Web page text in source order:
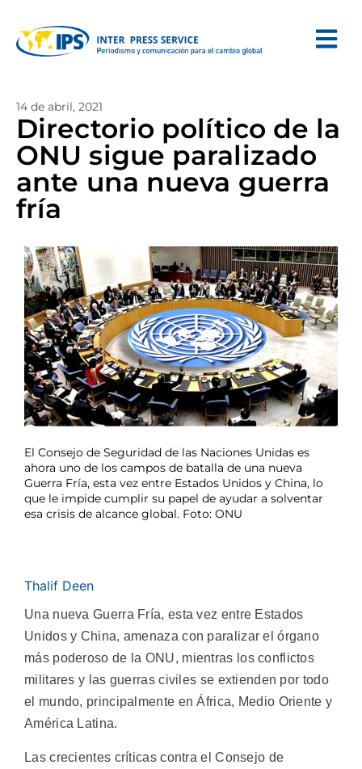
14 de abril, 2021
Directorio político de la
ONU sigue paralizado
ante una nueva guerra
fría
El Consejo de Seguridad de las Naciones Unidas es
ahora uno de los campos de batalla de una nueva
Guerra Fría, esta vez entre Estados Unidos y China, lo
que le impide cumplir su papel de ayudar a solventar
esa crisis de alcance global. Foto: ONU
Thalif Deen
Una nueva Guerra Fría, esta vez entre Estados
Unidos y China, amenaza con paralizar el órgano
más poderoso de la ONU, mientras los conflictos
militares y las guerras civiles se extienden por todo
el mundo, principalmente en África, Medio Oriente y
América Latina.
Las crecientes críticas contra el Consejo de